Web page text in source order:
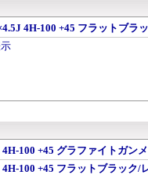
4H-100 +45 フラットブラ
100 +45 グラファイトガン
100 +45 フラットブラック/